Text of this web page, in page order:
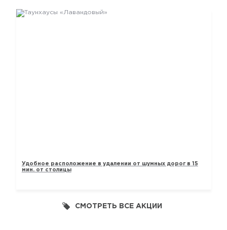
Удобное расположение в удалении от шумных дорог в 15
мин. от столицы
СМОТРЕТЬ ВСЕ АКЦИИ